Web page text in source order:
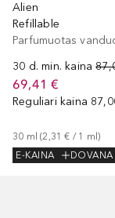
Alien
Refillable
Parfumuotas
30 d. min. kaina
69,41 €
Reguliari kaina
30 ml (2,31 € / 1 ml)
E-KAINA
DOVANA